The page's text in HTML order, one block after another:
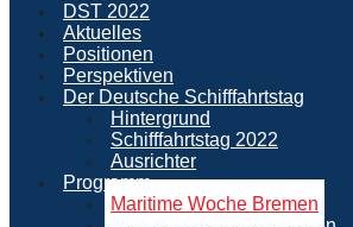
DST 2022
Aktuelles
Positionen
Perspektiven
Der Deutsche Schifffahrtstag
Hintergrund
Schifffahrtstag 2022
Ausrichter
Programm
Maritime Woche Bremen